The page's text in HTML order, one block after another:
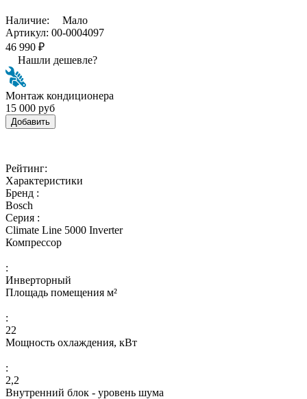
Наличие:
Мало
Артикул: 00-0004097
46 990 ₽
Нашли дешевле?
Монтаж кондиционера
15 000 руб
Добавить
Рейтинг:
Характеристики
Бренд :
Bosch
Серия :
Climate Line 5000 Inverter
Компрессор
:
Инверторный
Площадь помещения м²
:
22
Мощность охлаждения, кВт
:
2,2
Внутренний блок - уровень шума